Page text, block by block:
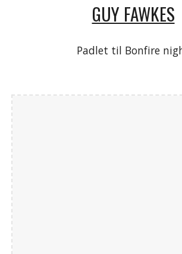
GUY FAWKES
Padlet til Bonfire